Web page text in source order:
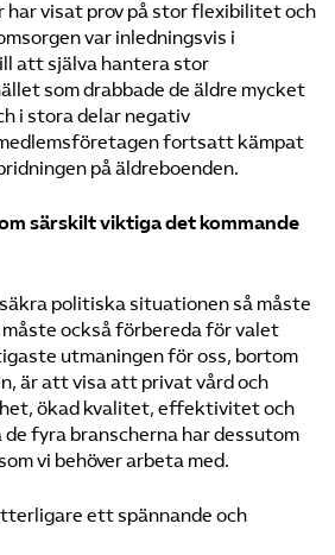
har visat prov på stor flexibilitet och
var inledningsvis i
att själva hantera stor
som drabbade de äldre mycket
i stora delar negativ
fortsatt kämpat
på äldreboenden.
särskilt viktiga det kommande
politiska situationen så måste
också förbereda för valet
utmaningen för oss, bortom
är att visa att privat vård och
ökad kvalitet, effektivitet och
fyra branscherna har dessutom
vi behöver arbeta med.
ett spännande och